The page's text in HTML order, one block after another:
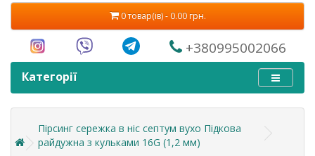
0 товар(ів) - 0.00 грн.
+380995002066
Категорії
Пірсинг сережка в ніс септум вухо Підкова
райдужна з кульками 16G (1,2 мм)